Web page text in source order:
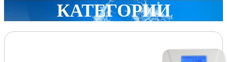
КАТЕГОРИИ